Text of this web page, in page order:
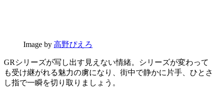
Image by 高野ぴえろ
GRシリーズが写し出す見えない情緒。シリーズが変わって
も受け継がれる魅力の虜になり、街中で静かに片手、ひとさ
し指で一瞬を切り取りましょう。